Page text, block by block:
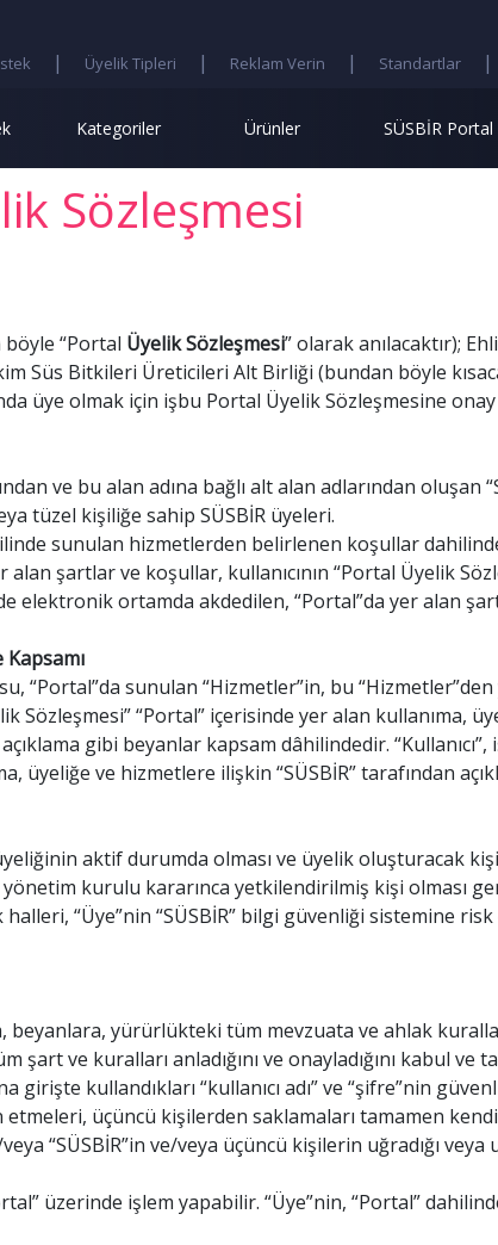
| Üyelik Tipleri | Reklam Verin | Standartlar |
Kategoriler Ürünler SÜSBİR
Sözleşmesi
“Portal Üyelik Sözleşmesi” olarak anılacaktır);
Süs Bitkileri Üreticileri Alt Birliği (bundan böyle
üye olmak için işbu Portal Üyelik Sözleşmesine
ve bu alan adına bağlı alt alan adlarından oluşan
tüzel kişiliğe sahip SÜSBİR üyeleri.
sunulan hizmetlerden belirlenen koşullar dahilinde
alan şartlar ve koşullar, kullanıcının “Portal Üyelik
elektronik ortamda akdedilen, “Portal”da yer alan
“Portal”da sunulan “Hizmetler”in, bu
“Portal” içerisinde yer alan kullanıma,
gibi beyanlar kapsam dâhilindedir.
üyeliğe ve hizmetlere ilişkin “SÜSBİR” tarafından
aktif durumda olması ve üyelik oluşturacak
kurulu kararınca yetkilendirilmiş kişi olması
halleri, “Üye”nin “SÜSBİR” bilgi güvenliği sistemine
beyanlara, yürürlükteki tüm mevzuata ve ahlak
şart ve kuralları anladığını ve onayladığını kabul ve
girişte kullandıkları “kullanıcı adı” ve “şifre”nin
etmeleri, üçüncü kişilerden saklamaları tamamen
“SÜSBİR”in ve/veya üçüncü kişilerin uğradığı
üzerinde işlem yapabilir. “Üye”nin, “Portal”